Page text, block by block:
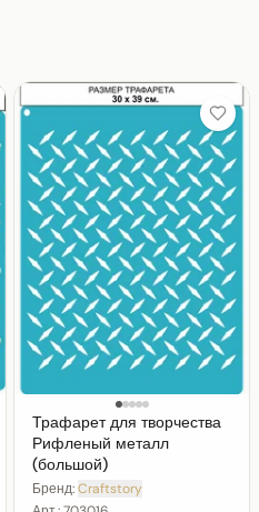
Трафарет для творчества
Рифленый металл
(большой)
Бренд:Craftstory